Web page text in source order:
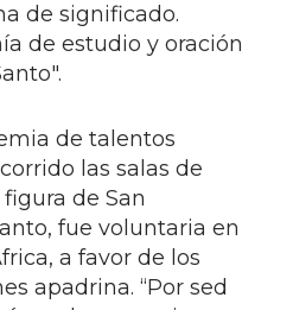
de significado.
de estudio y oración
de talentos
las salas de
de San
fue voluntaria en
a favor de los
apadrina. “Por sed